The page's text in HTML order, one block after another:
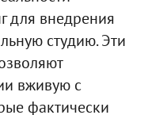
для внедрения
студию. Эти
вживую с
фактически